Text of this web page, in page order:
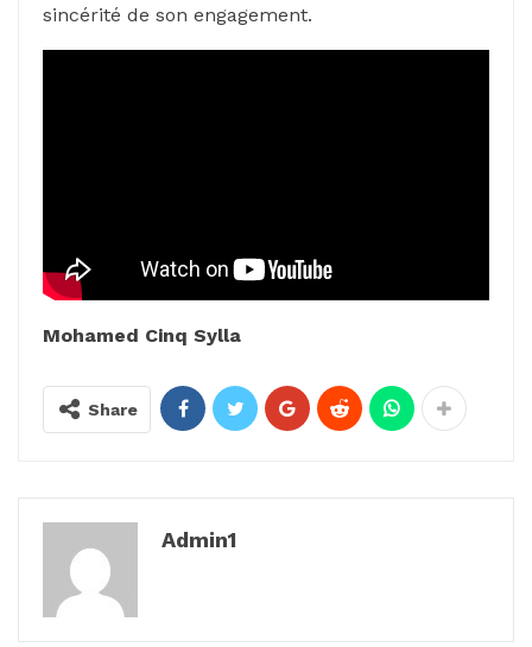
sincérité de son engagement.
Mohamed Cinq Sylla
Share
Admin1